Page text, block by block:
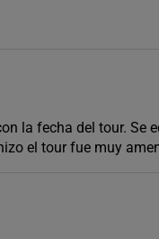
la fecha del tour. Se
el tour fue muy